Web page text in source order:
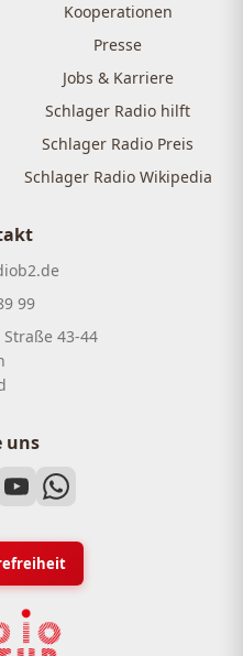
Kooperationen
Presse
Jobs & Karriere
Schlager Radio hilft
Schlager Radio Preis
Schlager Radio Wikipedia
99
43-44
uns